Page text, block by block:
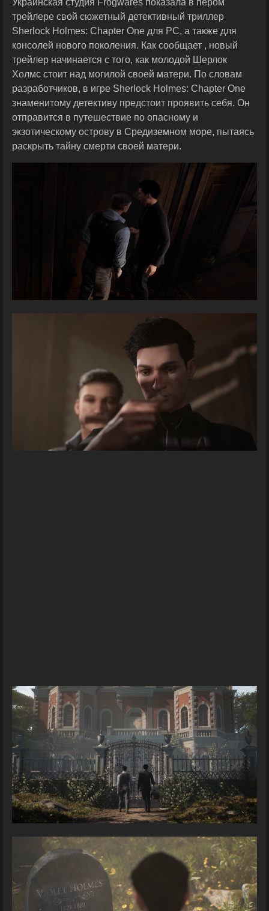
Украинская студия Frogwares показала в пером
трейлере свой сюжетный детективный триллер
Sherlock Holmes: Chapter One для PC, а также для
консолей нового поколения. Как сообщает , новый
трейлер начинается с того, как молодой Шерлок
Холмс стоит над могилой своей матери. По словам
разработчиков, в игре Sherlock Holmes: Chapter One
знаменитому детективу предстоит проявить себя. Он
отправится в путешествие по опасному и
экзотическому острову в Средиземном море, пытаясь
раскрыть тайну смерти своей матери.